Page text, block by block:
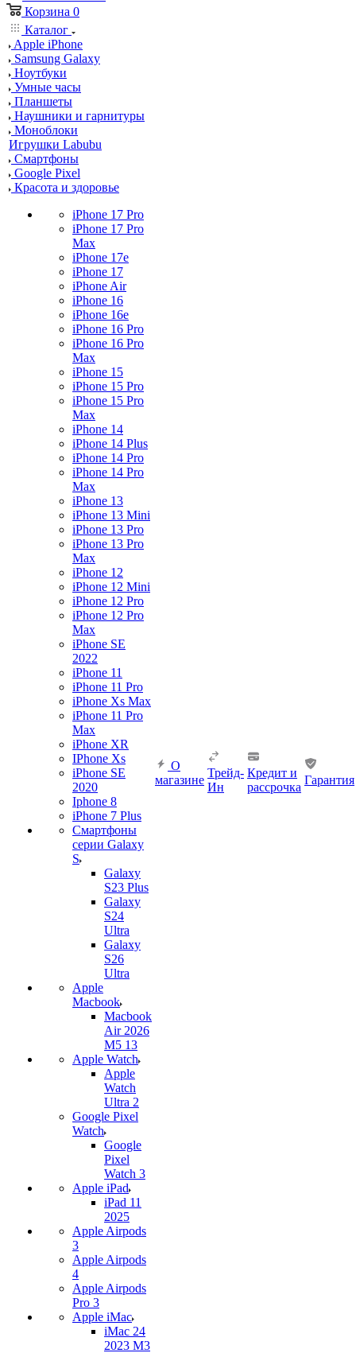
Корзина 0
Каталог
Apple iPhone
Samsung Galaxy
Ноутбуки
Умные часы
Планшеты
Наушники и гарнитуры
Моноблоки
Игрушки Labubu
Смартфоны
Google Pixel
Красота и здоровье
iPhone 17 Pro
iPhone 17 Pro
Max
iPhone 17e
iPhone 17
iPhone Air
iPhone 16
iPhone 16e
iPhone 16 Pro
iPhone 16 Pro
Max
iPhone 15
iPhone 15 Pro
iPhone 15 Pro
Max
iPhone 14
iPhone 14 Plus
iPhone 14 Pro
iPhone 14 Pro
Max
iPhone 13
iPhone 13 Mini
iPhone 13 Pro
iPhone 13 Pro
Max
iPhone 12
iPhone 12 Mini
iPhone 12 Pro
iPhone 12 Pro
Max
iPhone SE
2022
iPhone 11
iPhone 11 Pro
iPhone Xs Max
iPhone 11 Pro
Max
iPhone XR
IPhone Xs
iPhone SE
2020
Iphone 8
iPhone 7 Plus
Смартфоны
серии Galaxy
S
Galaxy
S23 Plus
Galaxy
S24
Ultra
Galaxy
S26
Ultra
Apple
Macbook
Macbook
Air 2026
M5 13
Apple Watch
Apple
Watch
Ultra 2
Google Pixel
Watch
Google
Pixel
Watch 3
Apple iPad
iPad 11
2025
Apple Airpods
3
Apple Airpods
4
Apple Airpods
Pro 3
Apple iMac
iMac 24
2023 M3
О
магазине
Трейд-
Ин
Кредит и
рассрочка
Гарантия